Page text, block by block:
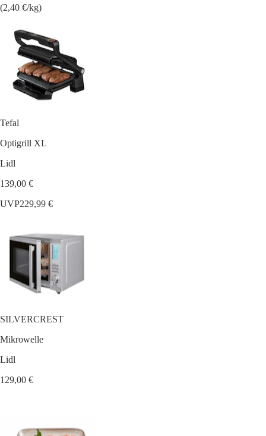
(2,40 €/kg)
Tefal
Optigrill XL
Lidl
139,00 €
UVP229,99 €
SILVERCREST
Mikrowelle
Lidl
129,00 €